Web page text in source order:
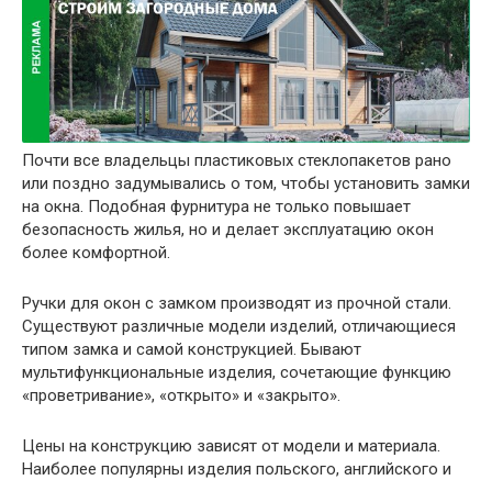
Почти все владельцы пластиковых стеклопакетов рано
или поздно задумывались о том, чтобы установить замки
на окна. Подобная фурнитура не только повышает
безопасность жилья, но и делает эксплуатацию окон
более комфортной.
Ручки для окон с замком производят из прочной стали.
Существуют различные модели изделий, отличающиеся
типом замка и самой конструкцией. Бывают
мультифункциональные изделия, сочетающие функцию
«проветривание», «открыто» и «закрыто».
Цены на конструкцию зависят от модели и материала.
Наиболее популярны изделия польского, английского и